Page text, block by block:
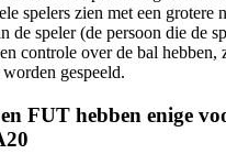
spelers zien met een grotere
de speler (de persoon die de
controle over de bal hebben,
gespeeld.
FUT hebben enige